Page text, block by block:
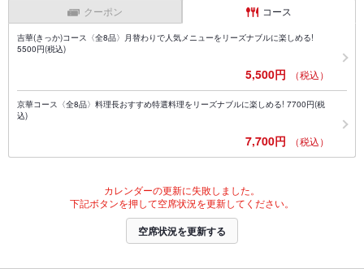
クーポン コース
吉華(きっか)コース〈全8品〉月替わりで人気メニューをリーズナブルに楽しめる!
5500円(税込)
5,500円 （税込）
京華コース〈全8品〉料理長おすすめ特選料理をリーズナブルに楽しめる! 7700円(税
込)
7,700円 （税込）
カレンダーの更新に失敗しました。
下記ボタンを押して空席状況を更新してください。
空席状況を更新する